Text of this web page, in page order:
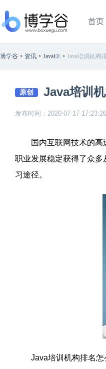
首页
博学谷 > 资讯 > JavaEE > Java培训机构
原创 Java培训
发布时间：2020-07-17 17:23:26
国内互联网技术的高速
职业发展稳定获得了众
习途径。
Java培训机构排名怎么